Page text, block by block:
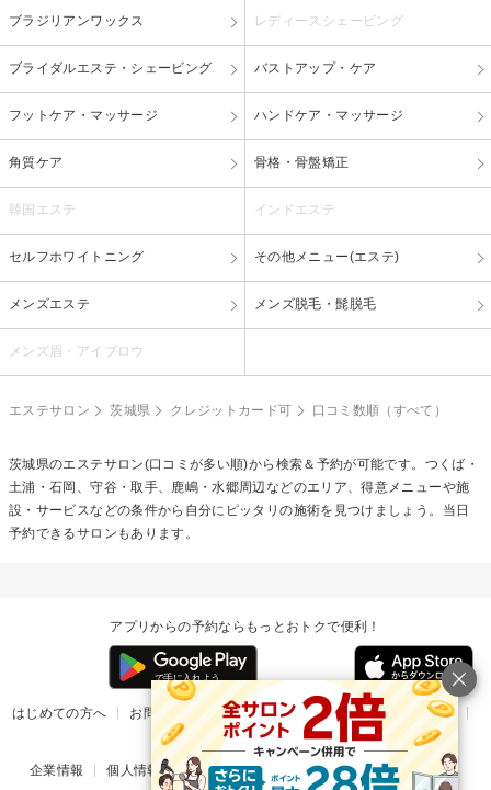
ブラジリアンワックス レディースシェービング
ブライダルエステ・シェービング バストアップ・ケア
フットケア・マッサージ ハンドケア・マッサージ
角質ケア 骨格・骨盤矯正
韓国エステ インドエステ
セルフホワイトニング その他メニュー(エステ)
メンズエステ メンズ脱毛・髭脱毛
メンズ眉・アイブロウ
エステサロン 茨城県 クレジットカード可 口コミ数順（すべて）
茨城県のエステサロン(口コミが多い順)から検索＆予約が可能です。つくば・
土浦・石岡、守谷・取手、鹿嶋・水郷周辺などのエリア、得意メニューや施
設・サービスなどの条件から自分にピッタリの施術を見つけましょう。当日
予約できるサロンもあります。
アプリからの予約ならもっとおトクで便利！
はじめての方へ お問い合わせ ヘルプ リリース情報
利用規約
掲載ご希望のサロン様
企業情報 個人情報保護方針 楽天のサービス一覧 アプリ一覧